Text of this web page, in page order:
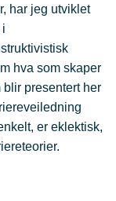
har jeg utviklet
i
hva som skaper
presentert her
er eklektisk,